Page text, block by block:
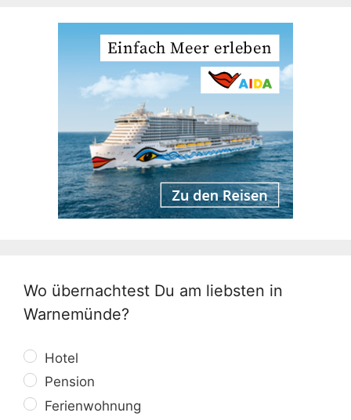
Wo übernachtest Du am liebsten in
Warnemünde?
Hotel
Pension
Ferienwohnung